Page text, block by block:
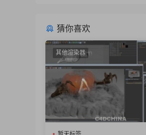
猜你喜欢
其他渲染器